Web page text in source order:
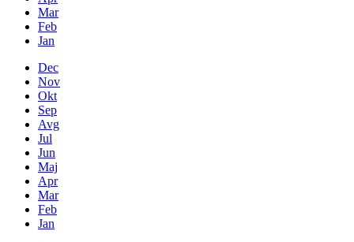
Mar
Feb
Jan
Dec
Nov
Okt
Sep
Avg
Jul
Jun
Maj
Apr
Mar
Feb
Jan